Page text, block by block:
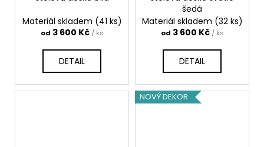
Materiál skladem (41 ks)
od 3 600 Kč / ks
DETAIL
šedá
Materiál skladem (32 ks)
od 3 600 Kč / ks
DETAIL
NOVÝ DEKOR